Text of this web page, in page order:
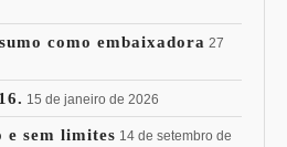
como embaixadora 27
15 de janeiro de 2026
e sem limites 14 de setembro de